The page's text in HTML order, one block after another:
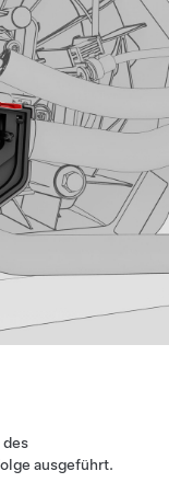
des
ausgeführt.